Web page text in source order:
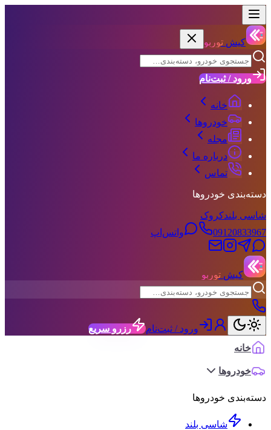
کیش توربو
ورود / ثبت‌نام
خانه
خودروها
مجله
درباره ما
تماس
دسته‌بندی خودروها
شاسی بلندکروک
09120833967
واتس‌اپ
کیش توربو
ورود / ثبت‌نام
رزرو سریع
خانه
خودروها
دسته‌بندی خودروها
شاسی بلند